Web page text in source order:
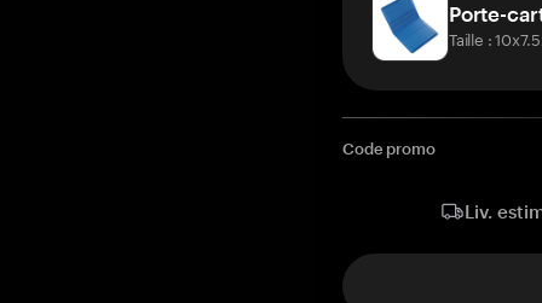
Porte-
Taille :
Code promo
Liv.